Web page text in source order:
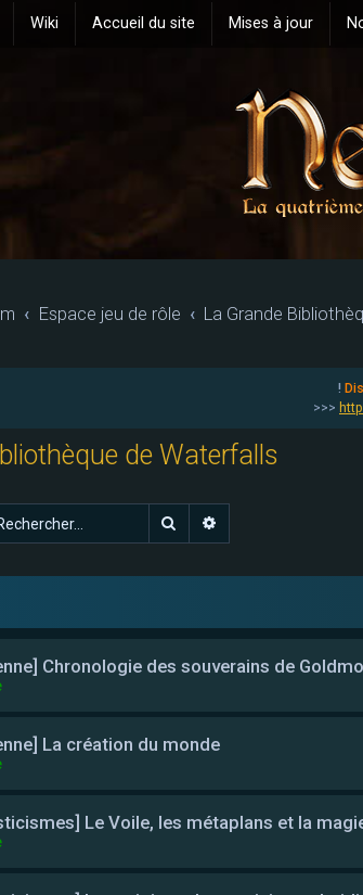
Wiki Accueil du site Mises à jour
Espace jeu de rôle La Grande
!
>>>
de Waterfalls
Rechercher
Chronologie des souverains de
La création du monde
Le Voile, les métaplans et la